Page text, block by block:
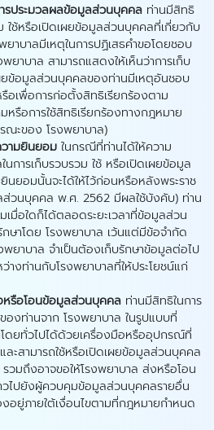
รประมวลผลข้อมูลส่วนบุคคล ท่านมีสิทธิ
ใช้หรือเปิดเผยข้อมูลส่วนบุคคลที่เกี่ยวกับ
าบาลมีเหตุในการปฏิเสธคำขอโดยชอบ
ยาบาล สามารถแสดงให้เห็นว่าการเก็บ
ยข้อมูลส่วนบุคคลของท่านมีเหตุอันชอบ
อเพื่อการก่อตั้งสิทธิเรียกร้องตาม
รือการใช้สิทธิเรียกร้องทางกฎหมาย
ณะของ โรงพยาบาล)
ามยินยอม ในกรณีที่ท่านได้ให้ความ
การเก็บรวบรวม ใช้ หรือเปิดเผยข้อมูล
นยอมนั้นจะได้ให้ไว้ก่อนหรือหลังพระราช
นบุคคล พ.ศ. 2562 มีผลใช้บังคับ) ท่าน
มื่อใดก็ได้ตลอดระยะเวลาที่ข้อมูลส่วน
ษาโดย โรงพยาบาล เว้นแต่มีข้อจำกัด
พยาบาล จำเป็นต้องเก็บรักษาข้อมูลต่อไป
งท่านกับโรงพยาบาลที่ให้ประโยชน์แก่
หรือโอนข้อมูลส่วนบุคคล ท่านมีสิทธิในการ
งท่านจาก โรงพยาบาล ในรูปแบบที่
โดยทั่วไปได้ด้วยเครื่องมือหรืออุปกรณ์ที่
ะสามารถใช้หรือเปิดเผยข้อมูลส่วนบุคคล
วมถึงอาจขอให้โรงพยาบาล ส่งหรือโอน
ไปยังผู้ควบคุมข้อมูลส่วนบุคคลรายอื่น
อยู่ภายใต้เงื่อนไขตามที่กฎหมายกำหนด